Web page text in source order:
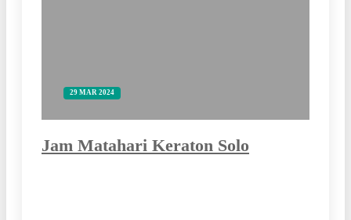
29 MAR 2024
Jam Matahari Keraton Solo